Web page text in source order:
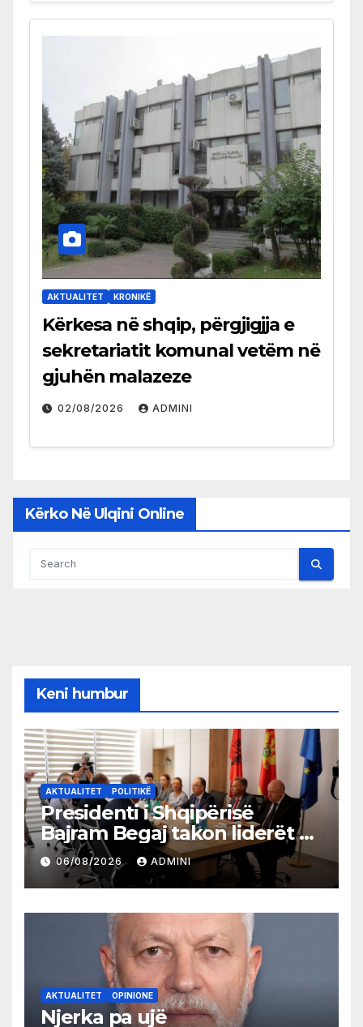
AKTUALITET KRONIKË
Kërkesa në shqip, përgjigjja e
sekretariatit komunal vetëm në
gjuhën malazeze
02/08/2026 ADMINI
Kërko Në Ulqini Online
Keni humbur
AKTUALITET POLITIKË
Presidenti i Shqipërisë
Bajram Begaj takon liderët e
partive shqiptare në Ulqin
06/08/2026 ADMINI
AKTUALITET OPINIONE
Njerka pa ujë